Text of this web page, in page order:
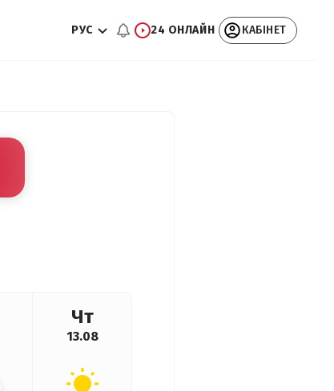
РУС 24 ОНЛАЙН КАБІНЕТ
Чт
13.08